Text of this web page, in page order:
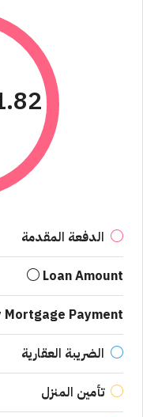
الدفعة المقدمة
Loan Amount
Mortgage Payment
الضريبة العقارية
تأمين المنزل